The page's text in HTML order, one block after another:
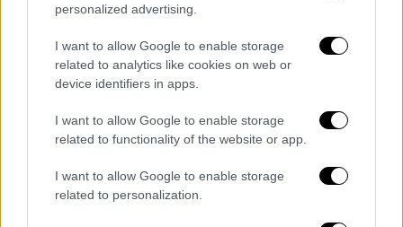
personalized advertising.
I want to allow Google to enable storage
related to analytics like cookies on web or
device identifiers in apps.
I want to allow Google to enable storage
related to functionality of the website or app.
I want to allow Google to enable storage
related to personalization.
ΟΛΕΣ ΟΙ ΕΙΔΗΣΕΙΣ
Νέα μέτρα: Τα αποκαλυπτήρια της
ευρωπαϊκής πρότασης για την ενέργεια
Τα 3 ερωτήματα Τσίπρα για την
ενεργειακή πολιτική της κυβέρνησης